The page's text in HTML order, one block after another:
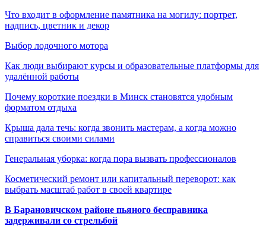
Что входит в оформление памятника на могилу: портрет,
надпись, цветник и декор
Выбор лодочного мотора
Как люди выбирают курсы и образовательные платформы для
удалённой работы
Почему короткие поездки в Минск становятся удобным
форматом отдыха
Крыша дала течь: когда звонить мастерам, а когда можно
справиться своими силами
Генеральная уборка: когда пора вызвать профессионалов
Косметический ремонт или капитальный переворот: как
выбрать масштаб работ в своей квартире
В Барановичском районе пьяного бесправника
задерживали со стрельбой